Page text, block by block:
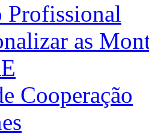
Profissional
as
Cooperação